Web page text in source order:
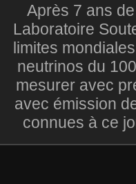
Après 7 ans
Laboratoire
limites
neutrinos du
mesurer avec
avec émission
connues à ce